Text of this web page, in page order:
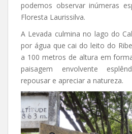
podemos observar inúmeras
Floresta Laurissilva.
A Levada culmina no lago do
por água que cai do leito do
a 100 metros de altura em
paisagem envolvente
repousar e apreciar a natureza.